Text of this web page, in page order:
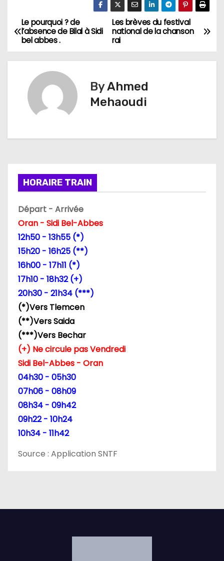
N
a
o
n
d
e
a
r
t
c
e
Les brèves du festival
national de la chanson
rai
Le pourquoi ? de
l’absence de Bilal à Sidi
bel abbes .
ByAhmed
Mehaoudi
HORAIRE TRAIN
Départ - Arrivée
Oran - Sidi Bel-Abbes
12h50 - 13h55 (*)
15h20 - 16h25 (**)
16h00 - 17h11 (*)
17h10 - 18h32 (+)
20h30 - 21h34 (***)
(*)Vers Tlemcen
(**)Vers Saida
(***)Vers Bechar
(+) Ne circule pas Vendredi
Sidi Bel-Abbes - Oran
04h30 - 05h30
07h06 - 08h09
08h34 - 09h42
09h22 - 10h24
10h34 - 11h42
Source : Application SNTF